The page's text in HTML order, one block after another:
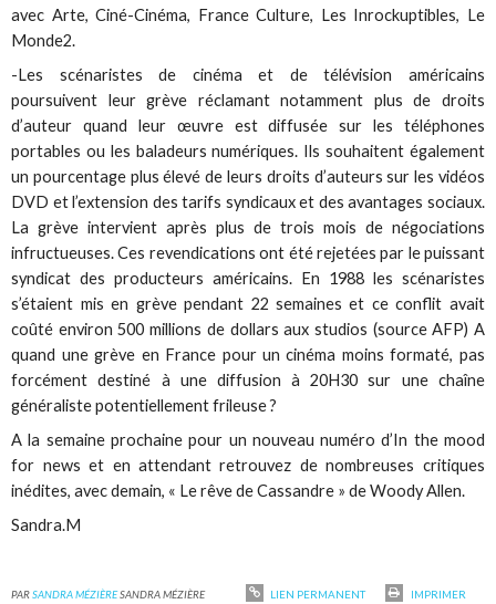
avec Arte, Ciné-Cinéma, France Culture, Les Inrockuptibles, Le
Monde2.
-Les scénaristes de cinéma et de télévision américains
poursuivent leur grève réclamant notamment plus de droits
d’auteur quand leur œuvre est diffusée sur les téléphones
portables ou les baladeurs numériques. Ils souhaitent également
un pourcentage plus élevé de leurs droits d’auteurs sur les vidéos
DVD et l’extension des tarifs syndicaux et des avantages sociaux.
La grève intervient après plus de trois mois de négociations
infructueuses. Ces revendications ont été rejetées par le puissant
syndicat des producteurs américains. En 1988 les scénaristes
s’étaient mis en grève pendant 22 semaines et ce conflit avait
coûté environ 500 millions de dollars aux studios (source AFP) A
quand une grève en France pour un cinéma moins formaté, pas
forcément destiné à une diffusion à 20H30 sur une chaîne
généraliste potentiellement frileuse ?
A la semaine prochaine pour un nouveau numéro d’In the mood
for news et en attendant retrouvez de nombreuses critiques
inédites, avec demain, « Le rêve de Cassandre » de Woody Allen.
Sandra.M
PARSANDRA MÉZIÈRESANDRA MÉZIÈRE LIEN PERMANENT
IMPRIMER